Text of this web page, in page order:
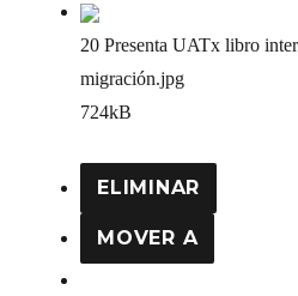
20 Presenta UATx libro
migración.jpg
724kB
ELIMINAR
MOVER A